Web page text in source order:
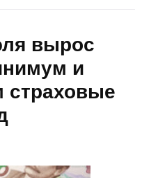
вырос
и
страховые